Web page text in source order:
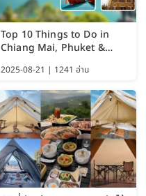
Top 10 Things to Do in
Chiang Mai, Phuket &
Guide 2025)
2025-08-21 | 1241 อ่าน